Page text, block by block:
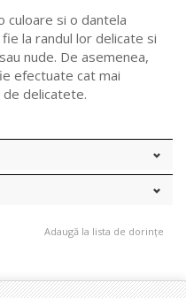
culoare si o dantela
la randul lor delicate si
nude. De asemenea,
efectuate cat mai
delicatete.
Adaugă la lista de dorințe